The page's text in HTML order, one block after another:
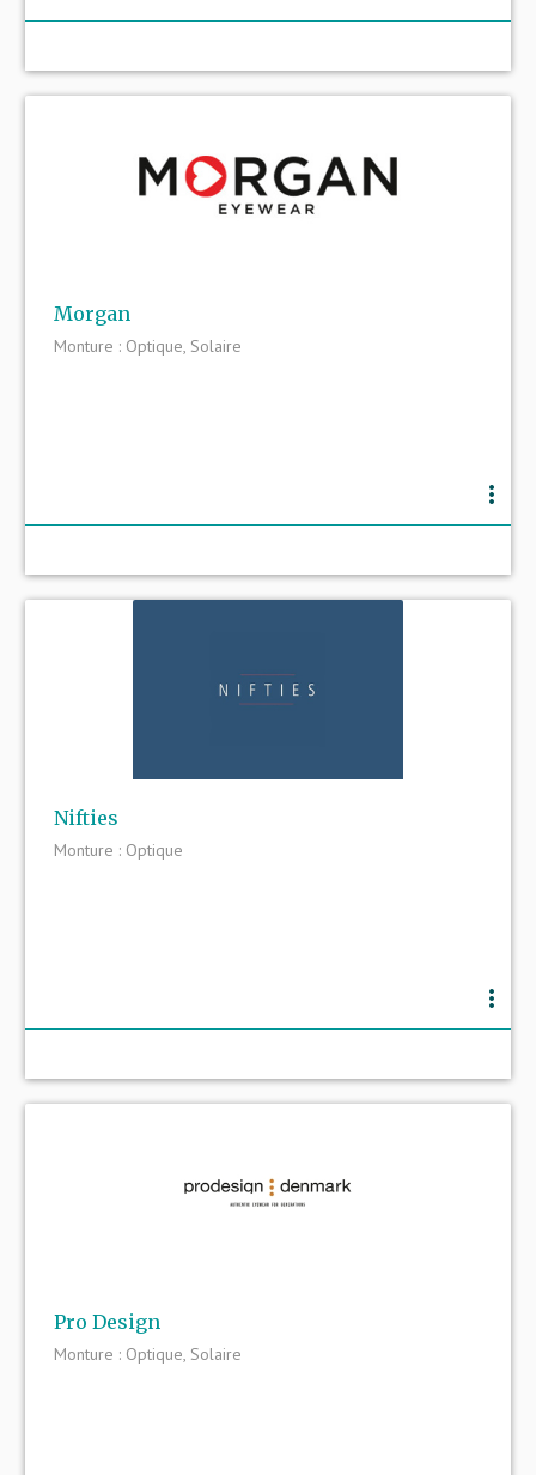
Morgan
Monture : Optique, Solaire
more_vert
Nifties
Monture : Optique
more_vert
Pro Design
Monture : Optique, Solaire